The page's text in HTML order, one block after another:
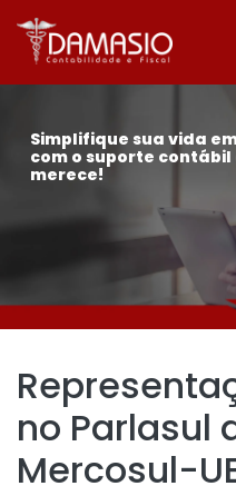
Simplifique sua vida
com o suporte contábil
merece!
no Parlasul
Mercosul-